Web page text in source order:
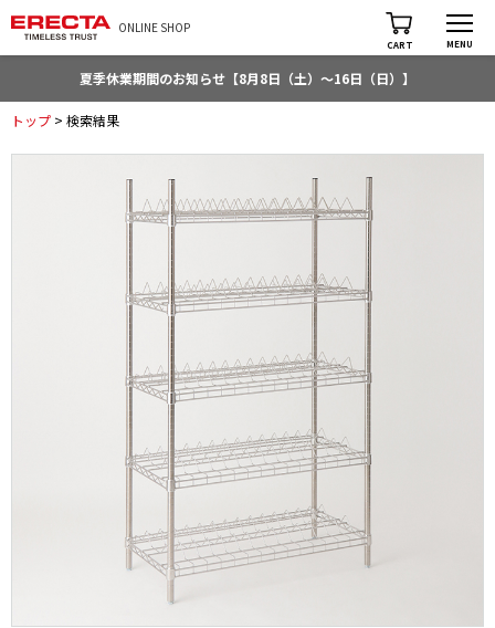
ONLINE SHOP
CART MENU
夏季休業期間のお知らせ【8月8日（土）～16日（日）】
トップ > 検索結果